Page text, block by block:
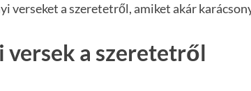
verseket a szeretetről, amiket akár
versek a szeretetről